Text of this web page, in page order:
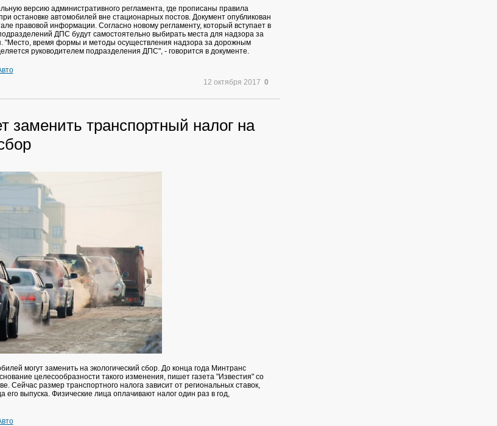
версию административного регламента, где прописаны правила
остановке автомобилей вне стационарных постов. Документ опубликован
правовой информации. Согласно новому регламенту, который вступает в
ДПС будут самостоятельно выбирать места для надзора за
"Место, время формы и методы осуществления надзора за дорожным
руководителем подразделения ДПС", - говорится в документе.
12 октября 2017 0
заменить транспортный налог на
могут заменить на экологический сбор. До конца года Минтранс
целесообразности такого изменения, пишет газета "Известия" со
Сейчас размер транспортного налога зависит от региональных ставок,
его выпуска. Физические лица оплачивают налог один раз в год,